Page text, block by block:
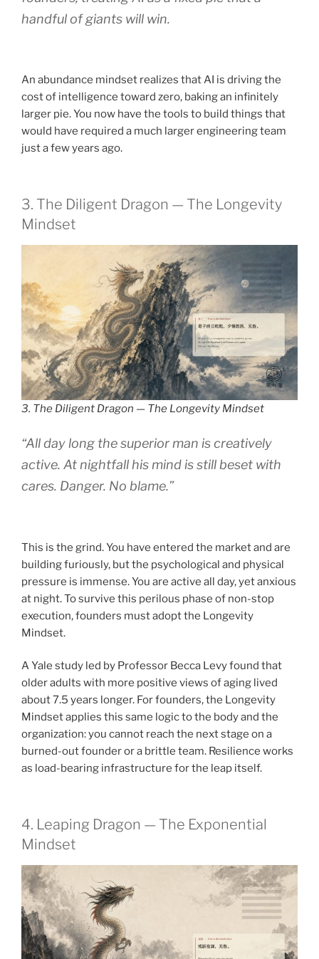
handful of giants will win.
An abundance mindset realizes that AI is driving the
cost of intelligence toward zero, baking an infinitely
larger pie. You now have the tools to build things that
would have required a much larger engineering team
just a few years ago.
3. The Diligent Dragon — The Longevity
Mindset
3. The Diligent Dragon — The Longevity Mindset
“All day long the superior man is creatively
active. At nightfall his mind is still beset with
cares. Danger. No blame.”
This is the grind. You have entered the market and are
building furiously, but the psychological and physical
pressure is immense. You are active all day, yet anxious
at night. To survive this perilous phase of non-stop
execution, founders must adopt the Longevity
Mindset.
A Yale study led by Professor Becca Levy found that
older adults with more positive views of aging lived
about 7.5 years longer. For founders, the Longevity
Mindset applies this same logic to the body and the
organization: you cannot reach the next stage on a
burned-out founder or a brittle team. Resilience works
as load-bearing infrastructure for the leap itself.
4. Leaping Dragon — The Exponential
Mindset